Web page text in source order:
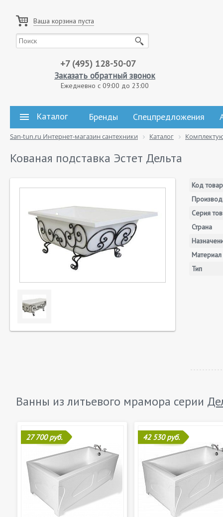
Ваша корзина пуста
+7 (495) 128-50-07
Заказать обратный звонок
Ежедневно с 09:00 до 23:00
Каталог Бренды Спецпредложения
San-tun.ru Интернет-магазин сантехники Каталог
Кованая подставка Эстет Дельта
Код
Серия
Страна
Материал
Тип
Ванны из литьевого мрамора серии
27 700 руб. 42 530 руб.